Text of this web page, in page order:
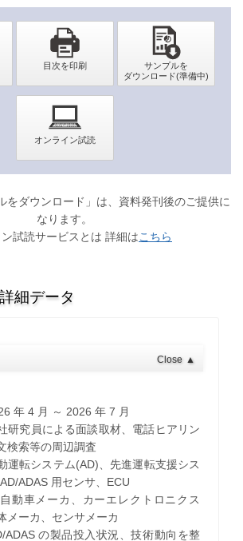
をダウンロード」は、資料発刊後のご提供に
なります。
試読サービスとは 詳細はこちら
細データ
Close ▲
年 4 月 ～ 2026 年 7 月
研究員による面談取材、電話ヒアリン
検索等の周辺調査
運転システム(AD)、先進運転支援シス
ADAS 用センサ、ECU
自動車メーカ、カーエレクトロニクス
メーカ、センサメーカ
ADAS の製品投入状況、技術動向を整